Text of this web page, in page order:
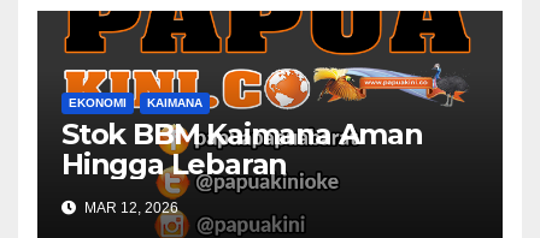
EKONOMI KAIMANA
Stok BBM Kaimana Aman
Hingga Lebaran
MAR 12, 2026